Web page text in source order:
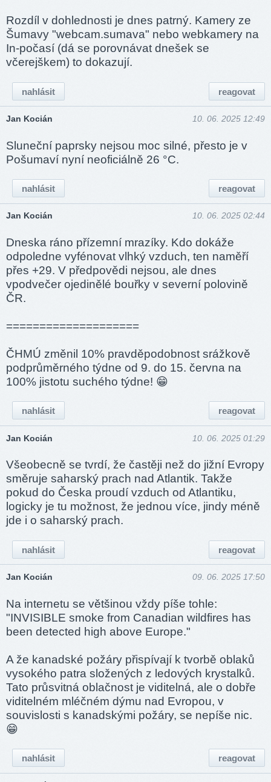
Rozdíl v dohlednosti je dnes patrný. Kamery ze
Šumavy "webcam.sumava" nebo webkamery na
In-počasí (dá se porovnávat dnešek se
včerejškem) to dokazují.
reagovat
nahlásit
Jan Kocián 10. 06. 2025 12:49
Sluneční paprsky nejsou moc silné, přesto je v
Pošumaví nyní neoficiálně 26 °C.
reagovat
nahlásit
Jan Kocián 10. 06. 2025 02:44
Dneska ráno přízemní mrazíky. Kdo dokáže
odpoledne vyfénovat vlhký vzduch, ten naměří
přes +29. V předpovědi nejsou, ale dnes
vpodvečer ojedinělé bouřky v severní polovině
ČR.
====­======­======­====
ČHMÚ změnil 10% pravděpodobnost srážkově
podprůměrného týdne od 9. do 15. června na
100% jistotu suchého týdne! 😁
reagovat
nahlásit
Jan Kocián 10. 06. 2025 01:29
Všeobecně se tvrdí, že častěji než do jižní Evropy
směruje saharský prach nad Atlantik. Takže
pokud do Česka proudí vzduch od Atlantiku,
logicky je tu možnost, že jednou více, jindy méně
jde i o saharský prach.
reagovat
nahlásit
Jan Kocián 09. 06. 2025 17:50
Na internetu se většinou vždy píše tohle:
"INVISIBLE smoke from Canadian wildfires has
been detected high above Europe."
A že kanadské požáry přispívají k tvorbě oblaků
vysokého patra složených z ledových krystalků.
Tato průsvitná oblačnost je viditelná, ale o dobře
viditelném mléčném dýmu nad Evropou, v
souvislosti s kanadskými požáry, se nepíše nic.
😁
reagovat
nahlásit